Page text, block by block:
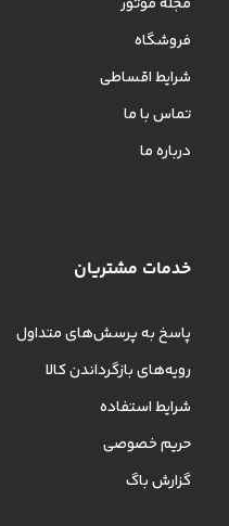
فروشگاه
شرایط اقساطی
تماس با ما
درباره ما
خدمات مشتریان
پاسخ به پرسش‌های متداول
رویه‌های بازگرداندن کالا
شرایط استفاده
حریم خصوصی
گزارش باگ